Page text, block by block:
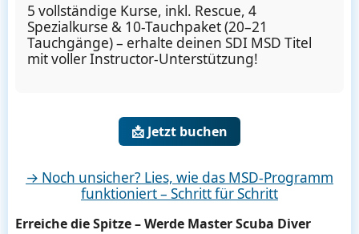
5 vollständige Kurse, inkl. Rescue, 4
Spezialkurse & 10-Tauchpaket (20–21
Tauchgänge) – erhalte deinen SDI MSD Titel
mit voller Instructor-Unterstützung!
📩 Jetzt buchen
→ Noch unsicher? Lies, wie das MSD-Programm
funktioniert – Schritt für Schritt
Erreiche die Spitze – Werde Master Scuba Diver